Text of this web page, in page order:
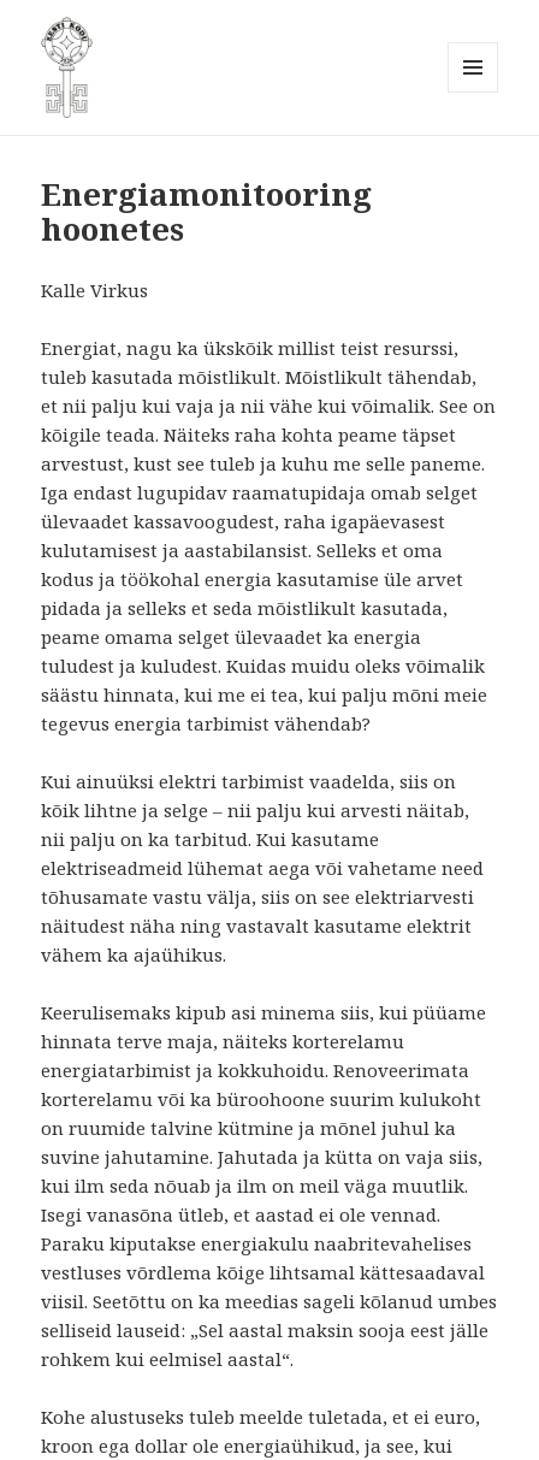
MTÜ
Energiamonitooring
hoonetes
Kalle Virkus
Energiat, nagu ka ükskõik millist teist resurssi,
tuleb kasutada mõistlikult. Mõistlikult tähendab,
et nii palju kui vaja ja nii vähe kui võimalik. See on
kõigile teada. Näiteks raha kohta peame täpset
arvestust, kust see tuleb ja kuhu me selle paneme.
Iga endast lugupidav raamatupidaja omab selget
ülevaadet kassavoogudest, raha igapäevasest
kulutamisest ja aastabilansist. Selleks et oma
kodus ja töökohal energia kasutamise üle arvet
pidada ja selleks et seda mõistlikult kasutada,
peame omama selget ülevaadet ka energia
tuludest ja kuludest. Kuidas muidu oleks võimalik
säästu hinnata, kui me ei tea, kui palju mõni meie
tegevus energia tarbimist vähendab?
Kui ainuüksi elektri tarbimist vaadelda, siis on
kõik lihtne ja selge – nii palju kui arvesti näitab,
nii palju on ka tarbitud. Kui kasutame
elektriseadmeid lühemat aega või vahetame need
tõhusamate vastu välja, siis on see elektriarvesti
näitudest näha ning vastavalt kasutame elektrit
vähem ka ajaühikus.
Keerulisemaks kipub asi minema siis, kui püüame
hinnata terve maja, näiteks korterelamu
energiatarbimist ja kokkuhoidu. Renoveerimata
korterelamu või ka büroohoone suurim kulukoht
on ruumide talvine kütmine ja mõnel juhul ka
suvine jahutamine. Jahutada ja kütta on vaja siis,
kui ilm seda nõuab ja ilm on meil väga muutlik.
Isegi vanasõna ütleb, et aastad ei ole vennad.
Paraku kiputakse energiakulu naabritevahelises
vestluses võrdlema kõige lihtsamal kättesaadaval
viisil. Seetõttu on ka meedias sageli kõlanud umbes
selliseid lauseid: „Sel aastal maksin sooja eest jälle
rohkem kui eelmisel aastal“.
Kohe alustuseks tuleb meelde tuletada, et ei euro,
kroon ega dollar ole energiaühikud, ja see, kui